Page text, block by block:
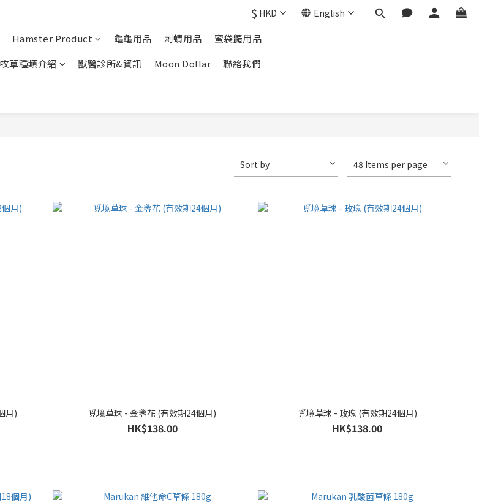
$ HKD English
Hamster Product 龜龜用品 刺蝟用品
蜜袋鼯用品
牧草種類介紹 獸醫診所&資訊 Moon Dollar
聯絡我們
Sort by 48 Items per page
月) 覓境草球 - 金盞花 (有效期24個月)
HK$138.00
覓境草球 - 玫瑰 (有效期24個月)
HK$138.00